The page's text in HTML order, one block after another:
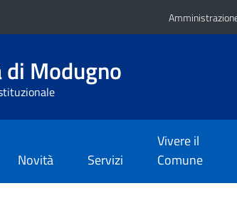
di Modugno
Novità Servizi
Vivere il
Comune